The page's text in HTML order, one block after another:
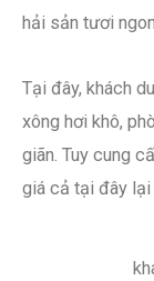
hải sản tươi
Tại đây, khách
xông hơi khô,
giãn. Tuy cung
giá cả tại đây